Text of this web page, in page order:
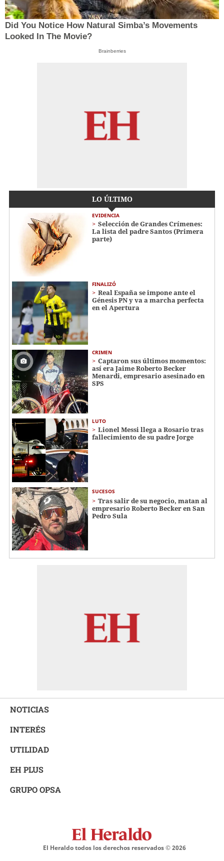
Did You Notice How Natural Simba’s Movements
Looked In The Movie?
Brainberries
LO ÚLTIMO
EVIDENCIA
Selección de Grandes Crímenes:
La lista del padre Santos (Primera
parte)
FINALIZÓ
Real España se impone ante el
Génesis PN y va a marcha perfecta
en el Apertura
CRIMEN
Captaron sus últimos momentos:
así era Jaime Roberto Becker
Menardi​​​, empresario asesinado en
SPS
LUTO
Lionel Messi llega a Rosario tras
fallecimiento de su padre Jorge
SUCESOS
Tras salir de su negocio, matan al
empresario Roberto Becker en San
Pedro Sula
NOTICIAS
INTERÉS
UTILIDAD
EH PLUS
GRUPO OPSA
El Heraldo todos los derechos reservados ©2026